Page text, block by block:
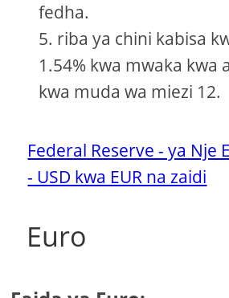
fedha.
riba ya chini kabisa
1.54% kwa mwaka kwa
kwa muda wa miezi 12.
Federal Reserve - ya Nje
- USD kwa EUR na zaidi
Euro